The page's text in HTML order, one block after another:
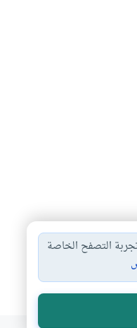
التصفح الخاصة